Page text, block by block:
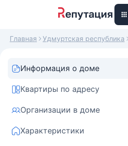
Главная Удмуртская республика
Информация о доме
Квартиры по адресу
Организации в доме
Характеристики